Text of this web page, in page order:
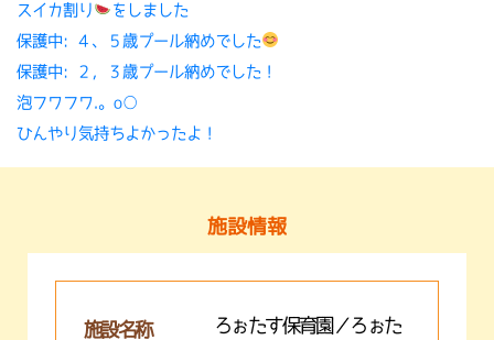
スイカ割り
をしました
保護中: ４、５歳プール納めでした
保護中: ２，３歳プール納めでした！
泡フワフワ.。o○
ひんやり気持ちよかったよ！
施設情報
施設名称
ろぉたす保育園／ろぉた